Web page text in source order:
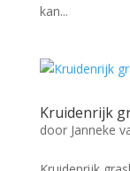
kan...
Kruidenrijk
door Janneke